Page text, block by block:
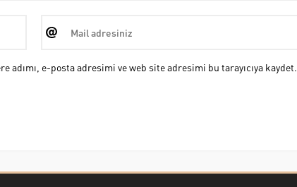
adımı, e-posta adresimi ve web site adresimi bu tarayıcıya kaydet.